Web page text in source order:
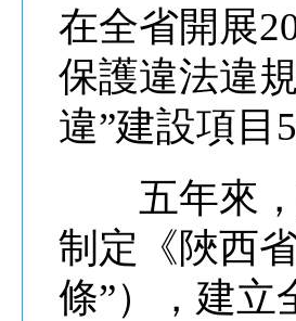
在全省開展
保護違法違
違”建設項目
五年來，
制定《陜西
條”），建立